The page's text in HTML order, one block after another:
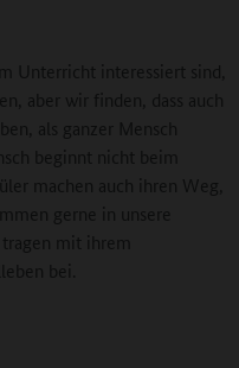
Unterricht interessiert sind,
aber wir finden, dass auch
als ganzer Mensch
beginnt nicht beim
machen auch ihren Weg,
gerne in unsere
mit ihrem
bei.